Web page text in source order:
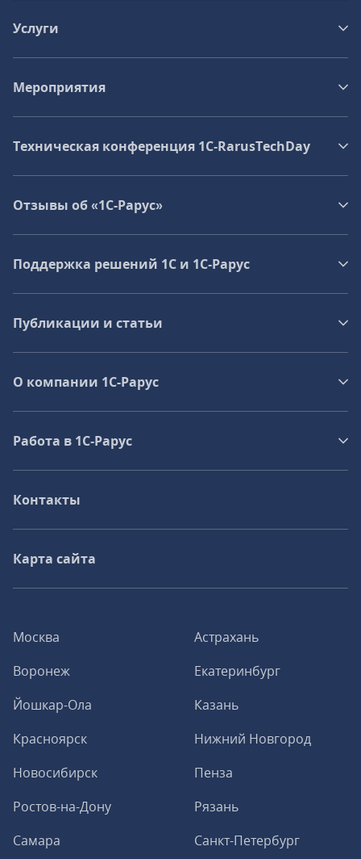
Москва
Астрахань
Воронеж
Екатеринбург
Йошкар-Ола
Казань
Красноярск
Нижний Новгород
Новосибирск
Пенза
Ростов-на-Дону
Рязань
Самара
Санкт-Петербург
Услуги
Мероприятия
Техническая конференция 1C‑RarusTechDay
Отзывы об «1С-Рарус»
Поддержка решений 1С и 1С‑Рарус
Публикации и статьи
О компании 1C-Рарус
Работа в 1С‑Рарус
Контакты
Карта сайта